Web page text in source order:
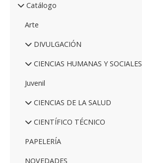
Catálogo
Arte
DIVULGACIÓN
CIENCIAS HUMANAS Y SOCIALES
Juvenil
CIENCIAS DE LA SALUD
CIENTÍFICO TÉCNICO
PAPELERÍA
NOVEDADES